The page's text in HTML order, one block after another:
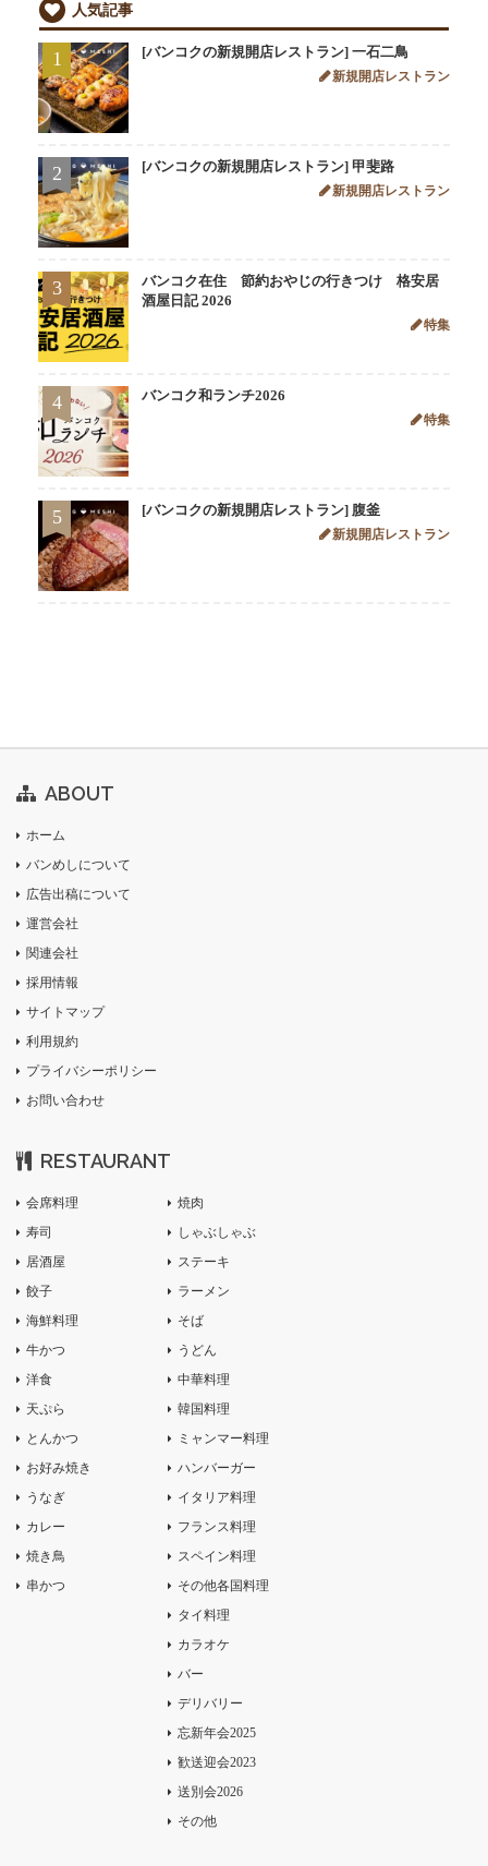
人気記事
1 [バンコクの新規開店レストラン] 一石二鳥
新規開店レストラン
2 [バンコクの新規開店レストラン] 甲斐路
新規開店レストラン
3
バンコク在住 節約おやじの行きつけ 格安居
酒屋日記 2026
特集
4 バンコク和ランチ2026
特集
5 [バンコクの新規開店レストラン] 腹釜
新規開店レストラン
ABOUT
ホーム
バンめしについて
広告出稿について
運営会社
関連会社
採用情報
サイトマップ
利用規約
プライバシーポリシー
お問い合わせ
RESTAURANT
会席料理
寿司
居酒屋
餃子
海鮮料理
牛かつ
洋食
天ぷら
とんかつ
お好み焼き
うなぎ
カレー
焼き鳥
串かつ
焼肉
しゃぶしゃぶ
ステーキ
ラーメン
そば
うどん
中華料理
韓国料理
ミャンマー料理
ハンバーガー
イタリア料理
フランス料理
スペイン料理
その他各国料理
タイ料理
カラオケ
バー
デリバリー
忘新年会2025
歓送迎会2023
送別会2026
その他